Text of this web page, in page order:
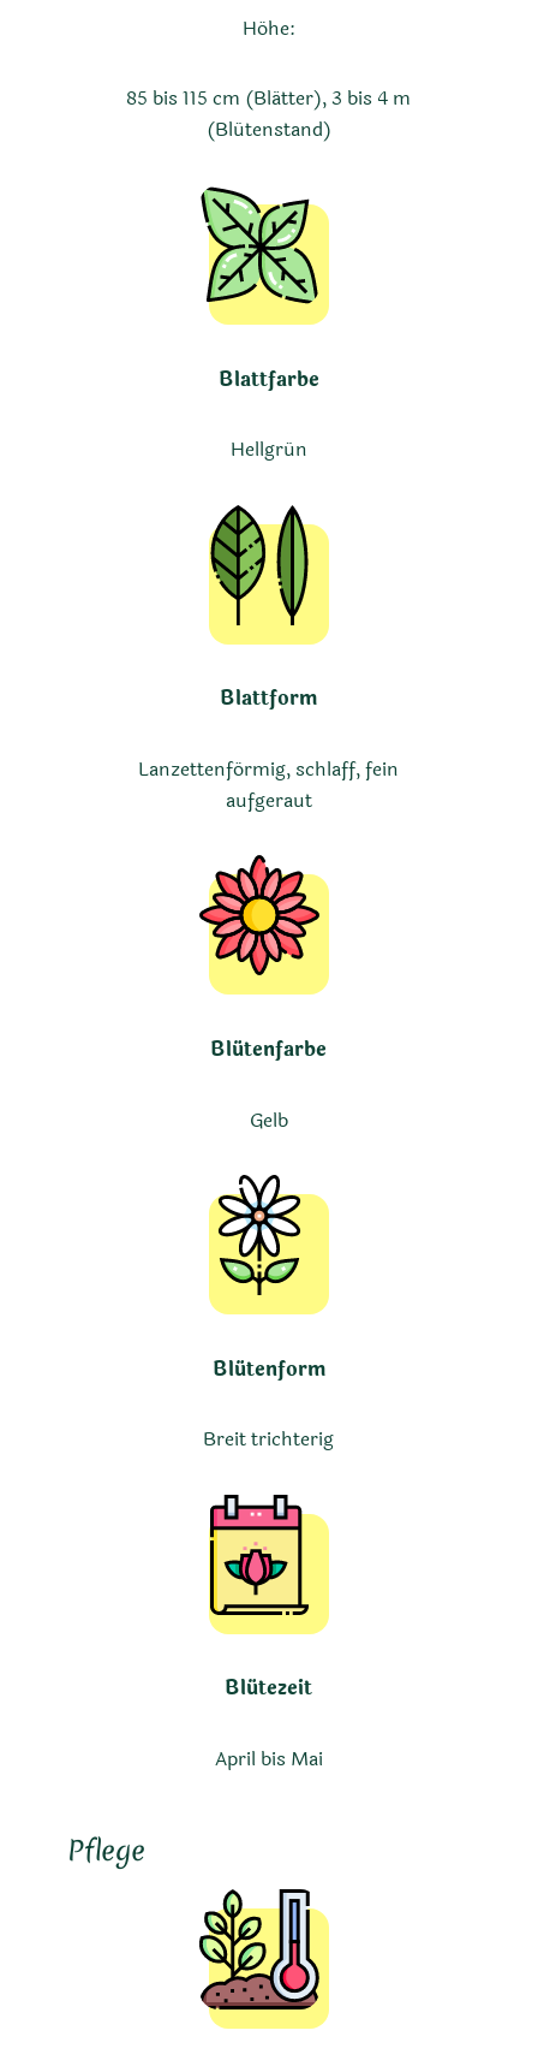
Höhe:
85 bis 115 cm (Blätter), 3 bis 4 m
(Blütenstand)
Blattfarbe
Hellgrün
Blattform
Lanzettenförmig, schlaff, fein
aufgeraut
Blütenfarbe
Gelb
Blütenform
Breit trichterig
Blütezeit
April bis Mai
Pflege